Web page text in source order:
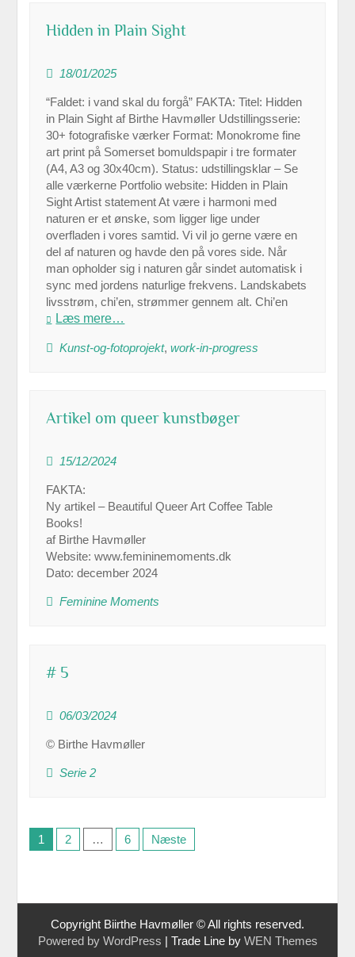
Hidden in Plain Sight
18/01/2025
“Faldet: i vand skal du forgå” FAKTA: Titel: Hidden
in Plain Sight af Birthe Havmøller Udstillingsserie:
30+ fotografiske værker Format: Monokrome fine
art print på Somerset bomuldspapir i tre formater
(A4, A3 og 30x40cm). Status: udstillingsklar – Se
alle værkerne Portfolio website: Hidden in Plain
Sight Artist statement At være i harmoni med
naturen er et ønske, som ligger lige under
overfladen i vores samtid. Vi vil jo gerne være en
del af naturen og havde den på vores side. Når
man opholder sig i naturen går sindet automatisk i
sync med jordens naturlige frekvens. Landskabets
livsstrøm, chi’en, strømmer gennem alt. Chi’en
Læs mere…
Kunst-og-fotoprojekt,work-in-progress
Artikel om queer kunstbøger
15/12/2024
FAKTA:
Ny artikel – Beautiful Queer Art Coffee Table
Books!
af Birthe Havmøller
Website: www.femininemoments.dk
Dato: december 2024
Feminine Moments
# 5
06/03/2024
© Birthe Havmøller
Serie 2
Indlægsinddeling
1 2 … 6 Næste
Copyright Biirthe Havmøller © All rights reserved.
Powered by WordPress | Trade Line by WEN Themes